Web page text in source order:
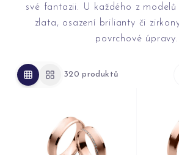
své fantazii. U každého z
zlata, osazení brilianty či
povrchové úpravy.
320 produktů